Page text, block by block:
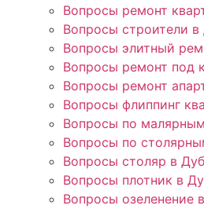
Вопросы ремонт
Вопросы строители в
Вопросы элитный
Вопросы ремонт под
Вопросы ремонт
Вопросы флиппинг
Вопросы по
Вопросы по
Вопросы столяр в
Вопросы плотник в
Вопросы озеленение